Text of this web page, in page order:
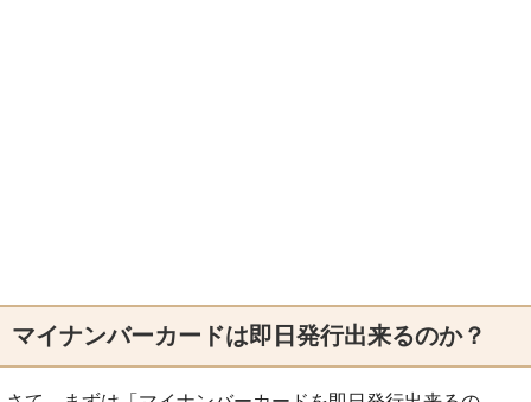
マイナンバーカードは即日発行出来るのか？